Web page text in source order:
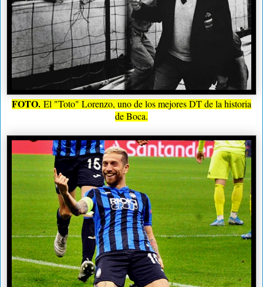
FOTO. El "Toto" Lorenzo, uno de los mejores DT de la historia
de Boca.